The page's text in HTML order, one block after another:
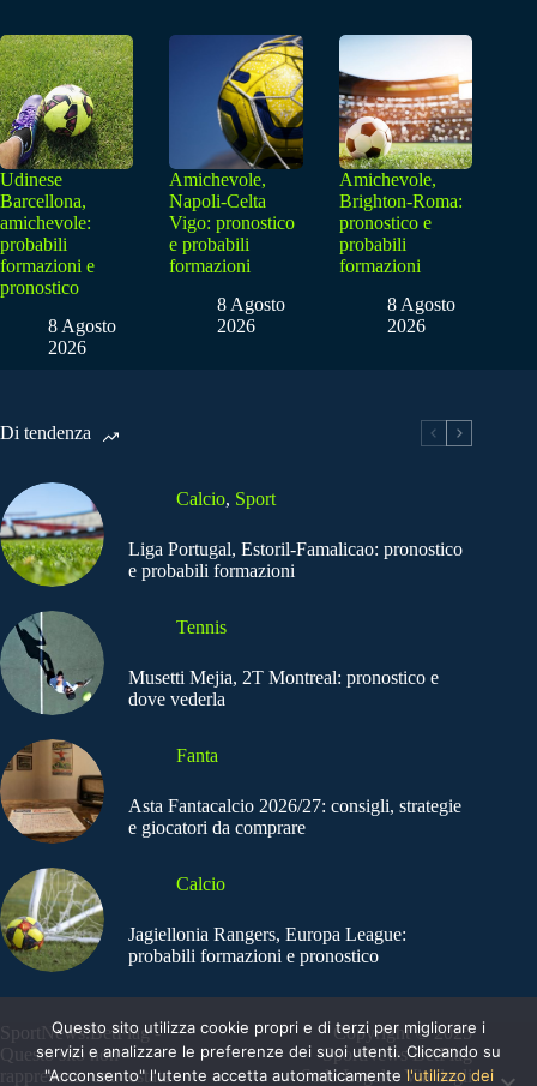
Udinese
Barcellona,
amichevole:
probabili
formazioni e
pronostico
8 Agosto
2026
Amichevole,
Napoli-Celta
Vigo: pronostico
e probabili
formazioni
8 Agosto
2026
Amichevole,
Brighton-Roma:
pronostico e
probabili
formazioni
8 Agosto
2026
Di tendenza
Calcio, Sport
Liga Portugal, Estoril-Famalicao: pronostico
e probabili formazioni
Tennis
Musetti Mejia, 2T Montreal: pronostico e
dove vederla
Fanta
Asta Fantacalcio 2026/27: consigli, strategie
e giocatori da comprare
Calcio
Jagiellonia Rangers, Europa League:
probabili formazioni e pronostico
SportNews.BetFlag -
Questo sito non
rappresenta una testata
Copyright © 2025
SportNews BetFlag
Sede Legale: Via degli
Questo sito utilizza cookie propri e di terzi per migliorare i
servizi e analizzare le preferenze dei suoi utenti. Cliccando su
"Acconsento" l'utente accetta automaticamente l'utilizzo dei